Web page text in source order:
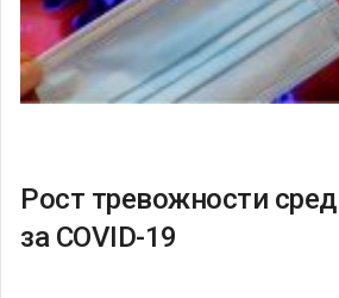
Рост тревожности
за COVID-19